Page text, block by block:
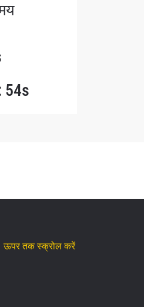
54s
ऊपर तक स्क्रोल करें